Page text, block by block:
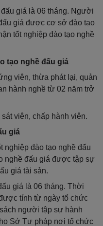
giá là 06 tháng. Người
giá được cơ sở đào tạo
tốt nghiệp đào tạo nghề
tạo nghề đấu giá
viên, thừa phát lại, quản
hành nghề từ 02 năm trở
viên, chấp hành viên.
giá
nghiệp đào tạo nghề đấu
nghề đấu giá được tập sự
giá tài sản.
giá là 06 tháng. Thời
tính từ ngày tổ chức
người tập sự hành
Sở Tư pháp nơi tổ chức